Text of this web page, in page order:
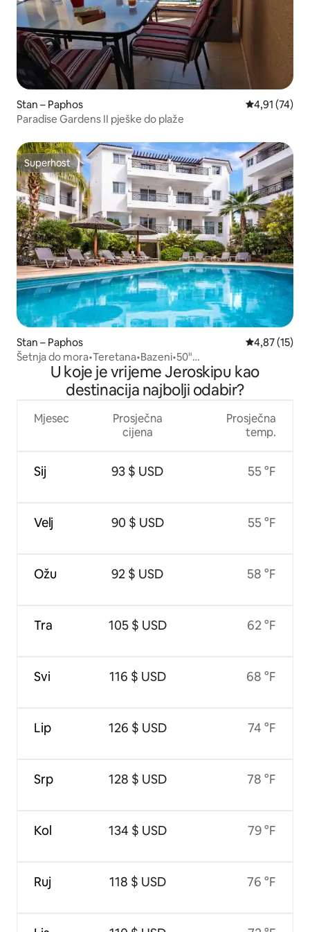
Stan – Paphos Prosječna
4,91 (74)
Paradise Gardens II pješke do plaže
Superhost
Superhost
Stan – Paphos Prosječna
4,87 (15)
Šetnja do mora•Teretana•Bazeni•50"
HDTV•50 Mbps•Balkon•Nespresso
U koje je vrijeme Jeroskipu kao
destinacija najbolji odabir?
Mjesec
Sij
Velj
Ožu
Tra
Svi
Lip
Srp
Kol
Ruj
Prosječna
cijena
93 $ USD
90 $ USD
92 $ USD
105 $ USD
116 $ USD
126 $ USD
128 $ USD
134 $ USD
118 $ USD
Prosječna
temp.
55 °F
55 °F
58 °F
62 °F
68 °F
74 °F
78 °F
79 °F
76 °F